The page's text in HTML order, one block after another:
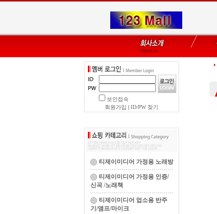
보안접속
회원가입
ID/PW 찾기
티제이미디어 가정용 노래방
티제이미디어 가정용 인증/
신곡 /노래책
티제이미디어 업소용 반주
기/앰프/마이크